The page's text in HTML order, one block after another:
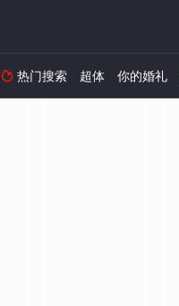
 热门搜索 超体 你的婚礼